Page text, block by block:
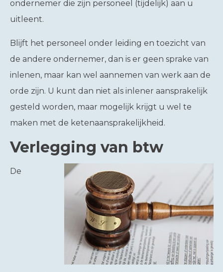
ondernemer die zijn personeel (tijdelijk) aan u
uitleent.
Blijft het personeel onder leiding en toezicht van
de andere ondernemer, dan is er geen sprake van
inlenen, maar kan wel aannemen van werk aan de
orde zijn. U kunt dan niet als inlener aansprakelijk
gesteld worden, maar mogelijk krijgt u wel te
maken met de ketenaansprakelijkheid.
Verlegging van btw
De